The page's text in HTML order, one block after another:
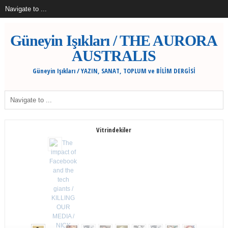
Güneyin Işıkları / THE AURORA
AUSTRALIS
Güneyin Işıkları / YAZIN, SANAT, TOPLUM ve BİLİM DERGİSİ
Vitrindekiler